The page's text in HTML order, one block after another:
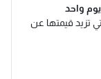
يوم واحد
تزيد قيمتها عن